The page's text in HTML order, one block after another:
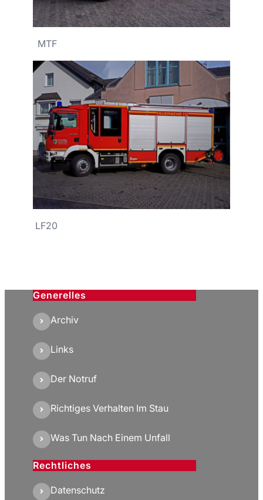
MTF
LF20
Generelles
Archiv
Links
Der Notruf
Richtiges Verhalten Im Stau
Was Tun Nach Einem Unfall
Rechtliches
Datenschutz